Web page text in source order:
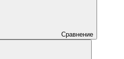
Сравнение